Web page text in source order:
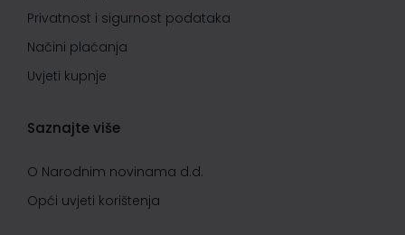
Privatnost i sigurnost podataka
Načini plaćanja
Uvjeti kupnje
Saznajte više
O Narodnim novinama d.d.
Opći uvjeti korištenja